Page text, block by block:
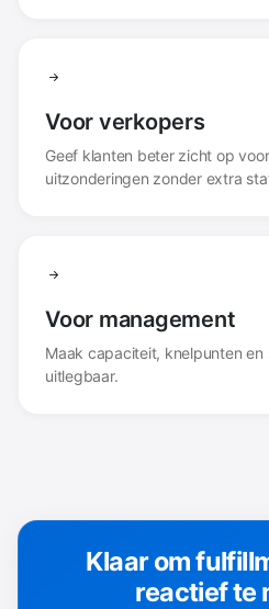
Voor verkopers
Geef klanten beter zicht op
uitzonderingen zonder extra
Voor management
Maak capaciteit, knelpunten
uitlegbaar.
Klaar om
reactief te